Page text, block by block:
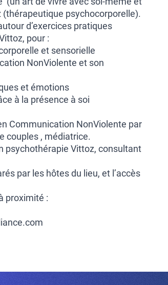
psychocorporelle).
d’exercices pratiques
pour :
et sensorielle
NonViolente et son
et émotions
à la présence à soi
Communication NonViolente par
couples , médiatrice.
psychothérapie Vittoz, consultant
par les hôtes du lieu, et l’accès
proximité :